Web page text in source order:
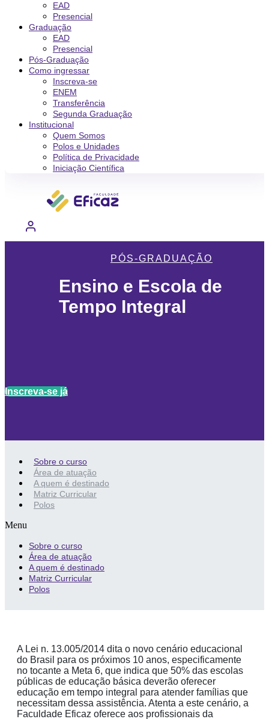
EAD
Presencial
Graduação
EAD
Presencial
Pós-Graduação
Como ingressar
Inscreva-se
ENEM
Transferência
Segunda Graduação
Institucional
Quem Somos
Polos e Unidades
Política de Privacidade
Iniciação Científica
PÓS-GRADUAÇÃO
Ensino e Escola de
Tempo Integral
Inscreva-se já
Sobre o curso
Área de atuação
A quem é destinado
Matriz Curricular
Polos
Menu
Sobre o curso
Área de atuação
A quem é destinado
Matriz Curricular
Polos
A Lei n. 13.005/2014 dita o novo cenário educacional
do Brasil para os próximos 10 anos, especificamente
no tocante a Meta 6, que indica que 50% das escolas
públicas de educação básica deverão oferecer
educação em tempo integral para atender famílias que
necessitam dessa assistência. Atenta a este cenário, a
Faculdade Eficaz oferece aos profissionais da